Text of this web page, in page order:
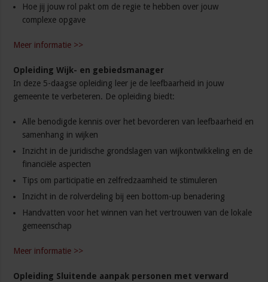
Hoe jij jouw rol pakt om de regie te hebben over jouw
complexe opgave
Meer informatie >>
Opleiding Wijk- en gebiedsmanager
In deze 5-daagse opleiding leer je de leefbaarheid in jouw
gemeente te verbeteren. De opleiding biedt:
Alle benodigde kennis over het bevorderen van leefbaarheid en
samenhang in wijken
Inzicht in de juridische grondslagen van wijkontwikkeling en de
financiële aspecten
Tips om participatie en zelfredzaamheid te stimuleren
Inzicht in de rolverdeling bij een bottom-up benadering
Handvatten voor het winnen van het vertrouwen van de lokale
gemeenschap
Meer informatie >>
Opleiding Sluitende aanpak personen met verward